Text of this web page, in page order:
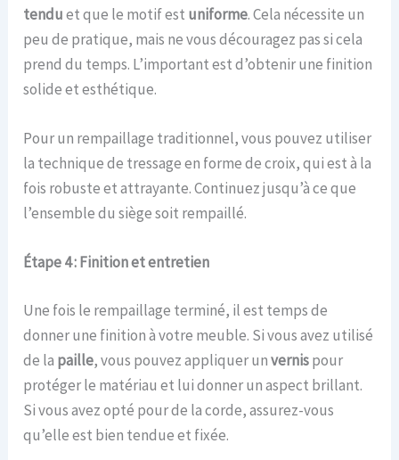
tenduet que le motif est uniforme. Cela nécessite un
peu de pratique, mais ne vous découragez pas si cela
prend du temps. L’important est d’obtenir une finition
solide et esthétique.
Pour un rempaillage traditionnel, vous pouvez utiliser
la technique de tressage en forme de croix, qui est à la
fois robuste et attrayante. Continuez jusqu’à ce que
l’ensemble du siège soit rempaillé.
Étape 4 : Finition et entretien
Une fois le rempaillage terminé, il est temps de
donner une finition à votre meuble. Si vous avez utilisé
de la paille, vous pouvez appliquer unvernispour
protéger le matériau et lui donner un aspect brillant.
Si vous avez opté pour de la corde, assurez-vous
qu’elle est bien tendue et fixée.